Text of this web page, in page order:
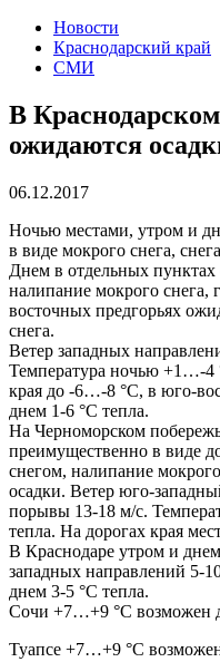
Новости
Краснодарский край
СМИ
В
ожидаются
06.12.2017
Ночью местами, утром и
в виде мокрого снега,
Днем в отдельных
налипание мокрого
восточных предгорьях
снега.
Ветер западных
Температура ночью +1…-4
края до -6…-8 °С, в юго-
днем 1-6 °С тепла.
На Черноморском
преимущественно в виде
снегом, налипание
осадки. Ветер юго-
порывы 13-18 м/с.
тепла. На дорогах края
В Краснодаре утром и
западных направлений 5-
днем 3-5 °С тепла.
Сочи +7…+9 °C возможен
Туапсе +7…+9 °C